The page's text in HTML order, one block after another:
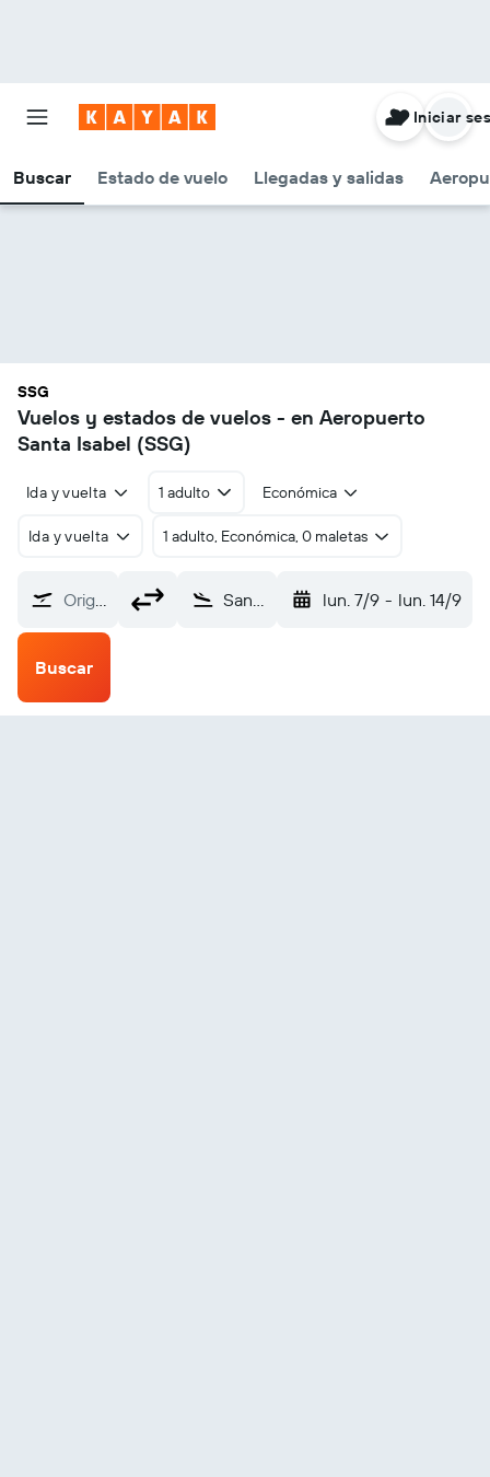
Buscar Estado de vuelo Llegadas y salidas
Iniciar
SSG
Vuelos y estados de vuelos - en Aeropuerto
Santa Isabel (SSG)
Ida y vuelta 1 adulto Económica
Ida y vuelta 1 adulto, Económica, 0 maletas
Origen Santa Isabel (SSG) lun. 7/9 - lun. 14/9
Buscar